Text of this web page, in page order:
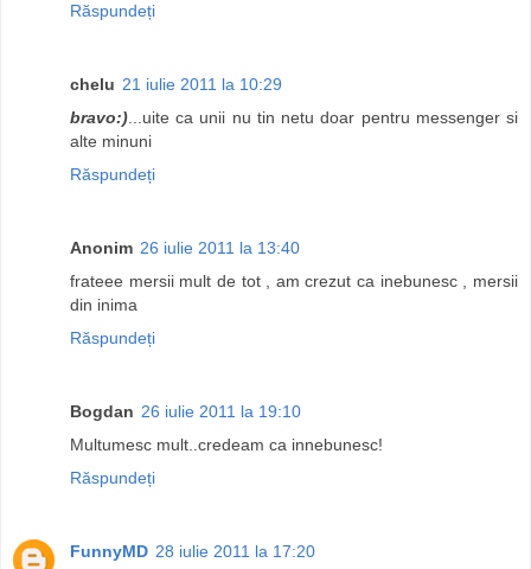
Răspundeți
chelu 21 iulie 2011 la 10:29
bravo:)...uite ca unii nu tin netu doar pentru messenger si
alte minuni
Răspundeți
Anonim 26 iulie 2011 la 13:40
frateee mersii mult de tot , am crezut ca inebunesc , mersii
din inima
Răspundeți
Bogdan 26 iulie 2011 la 19:10
Multumesc mult..credeam ca innebunesc!
Răspundeți
FunnyMD 28 iulie 2011 la 17:20